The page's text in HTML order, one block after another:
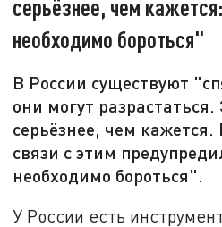
серьёзнее, чем
необходимо бороться"
В России существуют
они могут разрастаться.
серьёзнее, чем
связи с этим
необходимо бороться".
У России есть